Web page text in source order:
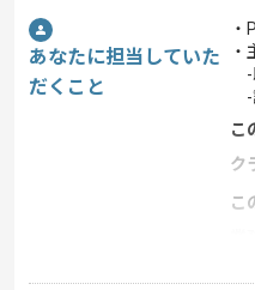
あなたに担当していた
だくこと
・
-
-
こ
ク
こ